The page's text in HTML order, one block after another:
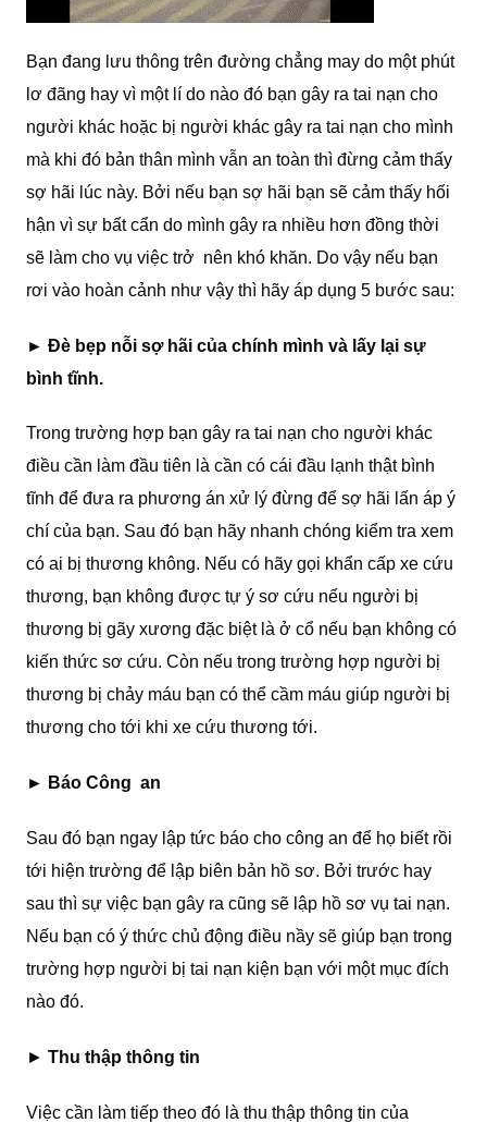
Bạn đang lưu thông trên đường chẳng may do một phút
lơ đãng hay vì một lí do nào đó bạn gây ra tai nạn cho
người khác hoặc bị người khác gây ra tai nạn cho mình
mà khi đó bản thân mình vẫn an toàn thì đừng cảm thấy
sợ hãi lúc này. Bởi nếu bạn sợ hãi bạn sẽ cảm thấy hối
hận vì sự bất cẩn do mình gây ra nhiều hơn đồng thời
sẽ làm cho vụ việc trở nên khó khăn. Do vậy nếu bạn
rơi vào hoàn cảnh như vậy thì hãy áp dụng 5 bước sau:
► Đè bẹp nỗi sợ hãi của chính mình và lấy lại sự
bình tĩnh.
Trong trường hợp bạn gây ra tai nạn cho người khác
điều cần làm đầu tiên là cần có cái đầu lạnh thật bình
tĩnh để đưa ra phương án xử lý đừng để sợ hãi lấn áp ý
chí của bạn. Sau đó bạn hãy nhanh chóng kiểm tra xem
có ai bị thương không. Nếu có hãy gọi khẩn cấp xe cứu
thương, bạn không được tự ý sơ cứu nếu người bị
thương bị gãy xương đặc biệt là ở cổ nếu bạn không có
kiến thức sơ cứu. Còn nếu trong trường hợp người bị
thương bị chảy máu bạn có thể cầm máu giúp người bị
thương cho tới khi xe cứu thương tới.
► Báo Công an
Sau đó bạn ngay lập tức báo cho công an để họ biết rồi
tới hiện trường để lập biên bản hồ sơ. Bởi trước hay
sau thì sự việc bạn gây ra cũng sẽ lập hồ sơ vụ tai nạn.
Nếu bạn có ý thức chủ động điều nầy sẽ giúp bạn trong
trường hợp người bị tai nạn kiện bạn với một mục đích
nào đó.
► Thu thập thông tin
Việc cần làm tiếp theo đó là thu thập thông tin của